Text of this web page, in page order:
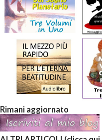
Rimani aggiornato